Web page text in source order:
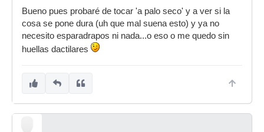
Bueno pues probaré de tocar 'a palo seco' y a ver si la
cosa se pone dura (uh que mal suena esto) y ya no
necesito esparadrapos ni nada...o eso o me quedo sin
huellas dactilares